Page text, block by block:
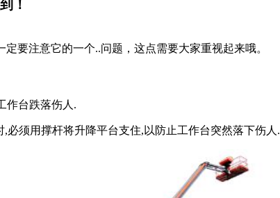
！
注意它的一个..问题，这点需要大家重视起来哦。
作台跌落伤人.
须用撑杆将升降平台支住,以防止工作台突然落下伤人.